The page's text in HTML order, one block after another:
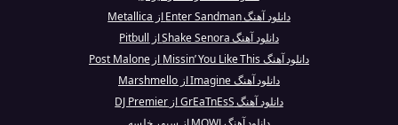
دانلود آهنگ Enter Sandman از Metallica
دانلود آهنگ Shake Senora از Pitbull
دانلود آهنگ Missin’ You Like This از Post Malone
دانلود آهنگ Imagine از Marshmello
دانلود آهنگ GrEaTnEsS از DJ Premier